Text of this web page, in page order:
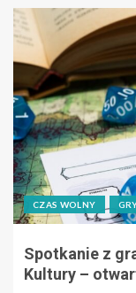
CZAS WOLNY
Spotkanie z
Kultury –